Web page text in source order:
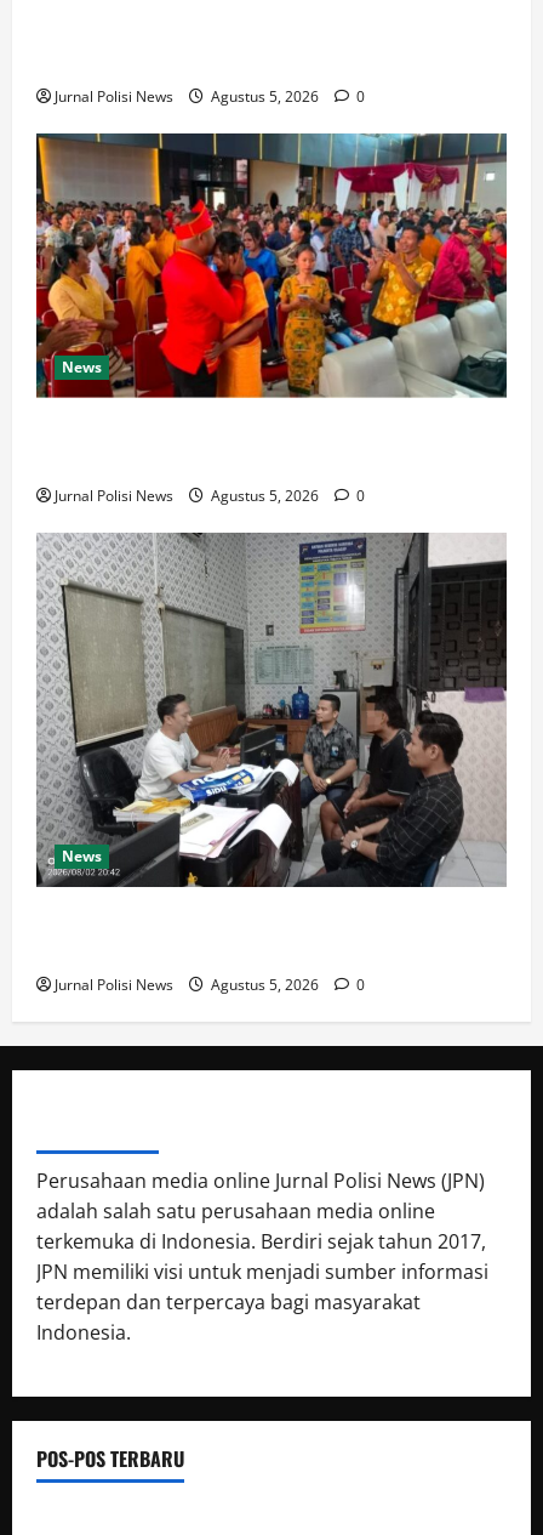
Jurnal Polisi News Agustus 5, 2026 0
News
Jurnal Polisi News Agustus 5, 2026 0
News
Jurnal Polisi News Agustus 5, 2026 0
Perusahaan media online Jurnal Polisi News (JPN)
adalah salah satu perusahaan media online
terkemuka di Indonesia. Berdiri sejak tahun 2017,
JPN memiliki visi untuk menjadi sumber informasi
terdepan dan terpercaya bagi masyarakat
Indonesia.
POS-POS TERBARU